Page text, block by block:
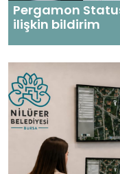
Pergamon
ilişkin bildirim